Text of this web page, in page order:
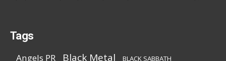
Tags
Angels PR Black Metal BLACK SABBATH